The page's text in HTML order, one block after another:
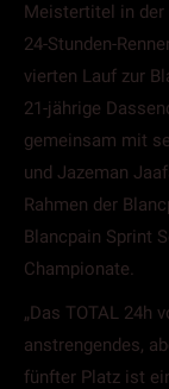
Meistertitel in der
24-Stunden-
vierten Lauf zur
21-jährige
gemeinsam mit
und Jazeman
Rahmen der
Blancpain Sprint
Championate.
„Das TOTAL 24h
anstrengendes,
fünfter Platz ist